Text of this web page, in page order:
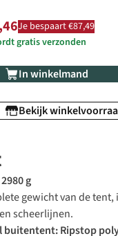
Je bespaart €87,49
gratis verzonden
In winkelmand
Bekijk
g
gewicht van de
scheerlijnen.
buitentent: Ripstop